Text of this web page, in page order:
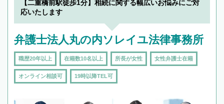
【二重橋前駅徒歩1分】相続に関する幅広いお悩みにご対
応いたします
弁護士法人丸の内ソレイユ法律事務所
職歴20年以上 在籍数10名以上 所長が女性 女性弁護士在籍
オンライン相談可 19時以降TEL可